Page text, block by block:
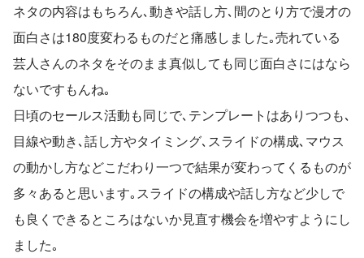
ネタの内容はもちろん､動きや話し方､間のとり方で漫才の
面白さは180度変わるものだと痛感しました｡売れている
芸人さんのネタをそのまま真似しても同じ面白さにはなら
ないですもんね｡
日頃のセールス活動も同じで､テンプレートはありつつも､
目線や動き､話し方やタイミング､スライドの構成､マウス
の動かし方などこだわり一つで結果が変わってくるものが
多々あると思います｡スライドの構成や話し方など少しで
も良くできるところはないか見直す機会を増やすようにし
ました｡